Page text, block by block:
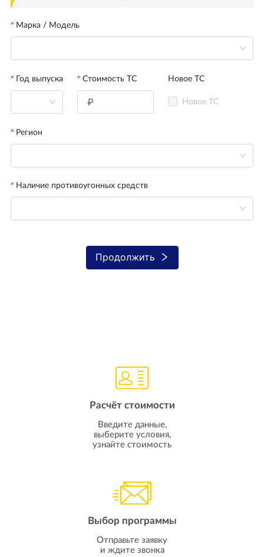
Марка / Модель
Год выпуска Стоимость ТС Новое ТС
Новое ТС
Регион
Наличие противоугонных средств
Продолжить
Расчёт стоимости
Введите данные,
выберите условия,
узнайте стоимость
Выбор программы
Отправьте заявку
и ждите звонка